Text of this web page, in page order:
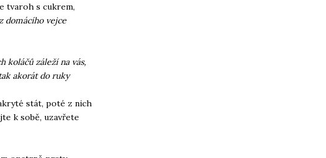
tvaroh s cukrem,
domácího vejce
koláčů záleží na vás,
akorát do ruky
stát, poté z nich
k sobě, uzavřete